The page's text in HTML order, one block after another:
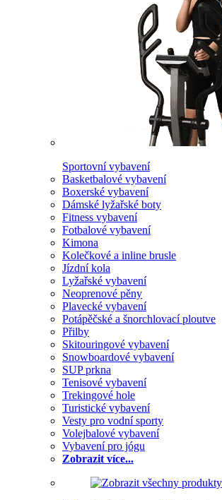
Sportovní vybavení
Basketbalové vybavení
Boxerské vybavení
Dámské lyžařské boty
Fitness vybavení
Fotbalové vybavení
Kimona
Kolečkové a inline brusle
Jízdní kola
Lyžařské vybavení
Neoprenové pěny
Plavecké vybavení
Potápěčské a šnorchlovací ploutve
Přilby
Skitouringové vybavení
Snowboardové vybavení
SUP prkna
Tenisové vybavení
Trekingové hole
Turistické vybavení
Vesty pro vodní sporty
Volejbalové vybavení
Vybavení pro jógu
Zobrazit více...